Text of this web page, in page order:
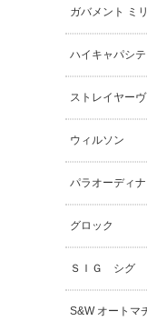
ガバメント ミ
ハイキャパシテ
ストレイヤーヴ
ウィルソン
パラオーディ
グロック
ＳＩＧ シグ
S&W オートマ